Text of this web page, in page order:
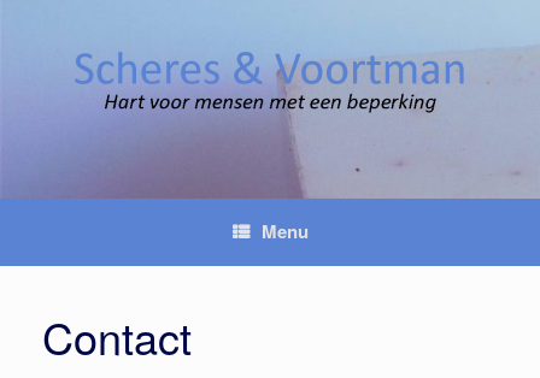
Menu
Contact